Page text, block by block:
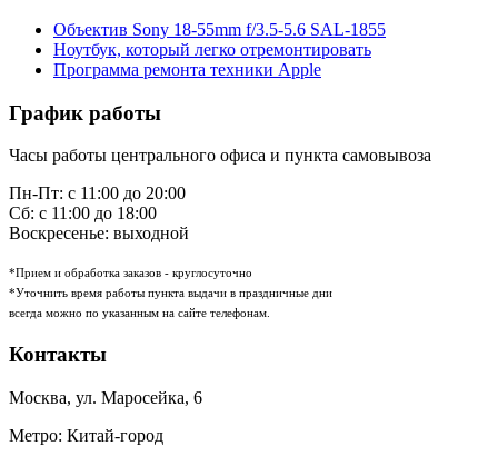
Объектив Sony 18-55mm f/3.5-5.6 SAL-1855
Ноутбук, который легко отремонтировать
Программа ремонта техники Apple
График работы
Часы работы центрального офиса и пункта самовывоза
Пн-Пт: с 11:00 до 20:00
Сб: с 11:00 до 18:00
Воскресенье: выходной
*Прием и обработка заказов - круглосуточно
*Уточнить время работы пункта выдачи в праздничные дни
всегда можно по указанным на сайте телефонам.
Контакты
Москва, ул. Маросейка, 6
Метро: Китай-город